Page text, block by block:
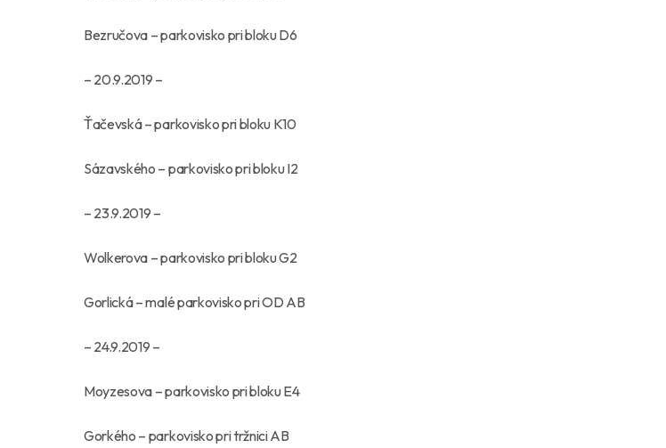
Bezručova – parkovisko pri bloku D6
– 20.9.2019 –
Ťačevská – parkovisko pri bloku K10
Sázavského – parkovisko pri bloku I2
– 23.9.2019 –
Wolkerova – parkovisko pri bloku G2
Gorlická – malé parkovisko pri OD AB
– 24.9.2019 –
Moyzesova – parkovisko pri bloku E4
Gorkého – parkovisko pri tržnici AB